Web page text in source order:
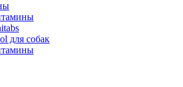
для собак